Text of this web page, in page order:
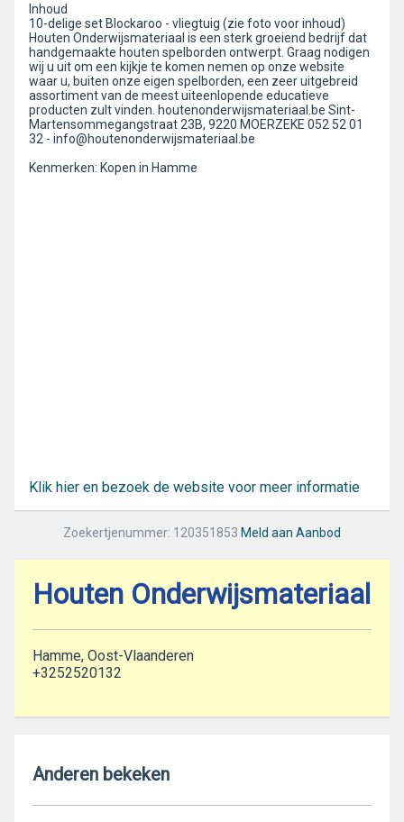
Inhoud
10-delige set Blockaroo - vliegtuig (zie foto voor inhoud)
Houten Onderwijsmateriaal is een sterk groeiend bedrijf dat
handgemaakte houten spelborden ontwerpt. Graag nodigen
wij u uit om een kijkje te komen nemen op onze website
waar u, buiten onze eigen spelborden, een zeer uitgebreid
assortiment van de meest uiteenlopende educatieve
producten zult vinden. houtenonderwijsmateriaal.be Sint-
Martensommegangstraat 23B, 9220 MOERZEKE 052 52 01
32 - info@houtenonderwijsmateriaal.be
Kenmerken: Kopen in Hamme
Klik hier en bezoek de website voor meer informatie
Zoekertjenummer: 120351853 Meld aan Aanbod
Houten Onderwijsmateriaal
Hamme, Oost-Vlaanderen
+3252520132
Anderen bekeken